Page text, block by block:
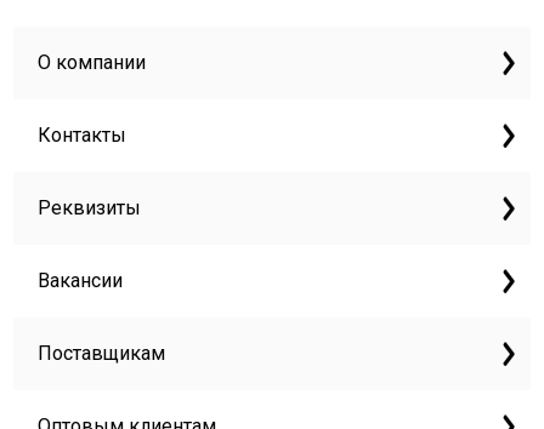
О компании
Контакты
Реквизиты
Вакансии
Поставщикам